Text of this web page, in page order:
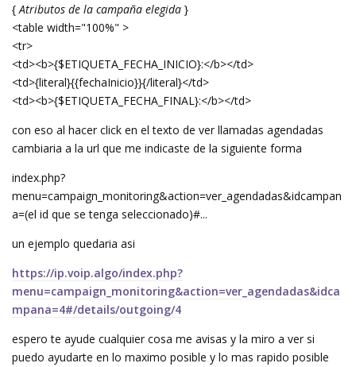
{Atributos de la campaña elegida }
<table width="100%" >
<tr>
<td><b>{$ETIQUETA_FECHA_INICIO}:</b></td>
<td>{literal}{{fechaInicio}}{/literal}</td>
<td><b>{$ETIQUETA_FECHA_FINAL}:</b></td>
con eso al hacer click en el texto de ver llamadas agendadas
cambiaria a la url que me indicaste de la siguiente forma
index.php?
menu=campaign_monitoring&action=ver_agendadas&idcampan
a=(el id que se tenga seleccionado)#...
un ejemplo quedaria asi
https://ip.voip.algo/index.php?
menu=campaign_monitoring&action=ver_agendadas&idca
mpana=4#/details/outgoing/4
espero te ayude cualquier cosa me avisas y la miro a ver si
puedo ayudarte en lo maximo posible y lo mas rapido posible